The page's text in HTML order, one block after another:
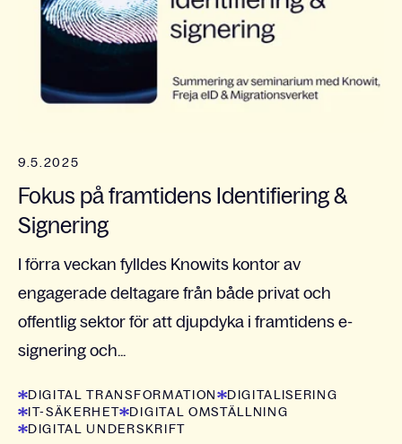
9.5.2025
Fokus på framtidens Identifiering &
Signering
I förra veckan fylldes Knowits kontor av
engagerade deltagare från både privat och
offentlig sektor för att djupdyka i framtidens e-
signering och...
DIGITAL TRANSFORMATION
DIGITALISERING
IT-SÄKERHET
DIGITAL OMSTÄLLNING
DIGITAL UNDERSKRIFT